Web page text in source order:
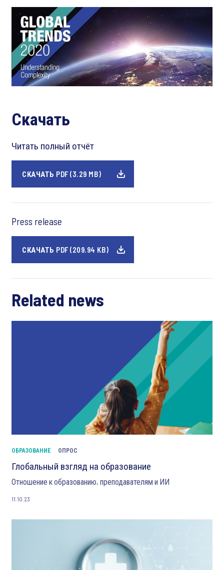
Скачать
Читать полный отчёт
СКАЧАТЬ PDF (3.29 MB)
Press release
СКАЧАТЬ PDF (209.94 KB)
Related news
ОБРАЗОВАНИЕ ОПРОС
Глобальный взгляд на образование
Отношение к образованию, преподавателям и ИИ
11.10.23